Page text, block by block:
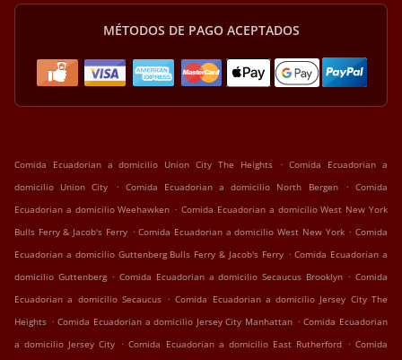
MÉTODOS DE PAGO ACEPTADOS
Comida Ecuadorian a domicilio Union City The Heights . Comida Ecuadorian a
domicilio Union City
. Comida Ecuadorian a domicilio North Bergen . Comida
Ecuadorian a domicilio Weehawken . Comida Ecuadorian a domicilio West New York
Bulls Ferry & Jacob's Ferry . Comida Ecuadorian a domicilio West New York . Comida
Ecuadorian a domicilio Guttenberg Bulls Ferry & Jacob's Ferry . Comida Ecuadorian a
domicilio Guttenberg . Comida Ecuadorian a domicilio Secaucus Brooklyn . Comida
Ecuadorian a domicilio Secaucus . Comida Ecuadorian a domicilio Jersey City The
Heights . Comida Ecuadorian a domicilio Jersey City Manhattan . Comida Ecuadorian
a domicilio Jersey City . Comida Ecuadorian a domicilio East Rutherford . Comida